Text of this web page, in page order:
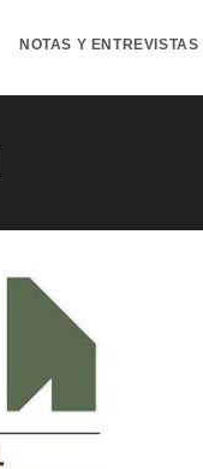
NOTAS Y ENTREVISTAS